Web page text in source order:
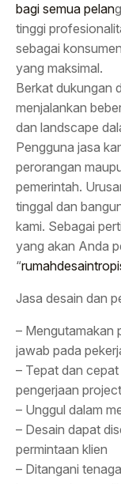
bagi semua pelan
tinggi
sebagai
yang maksimal.
Berkat dukungan
menjalankan
dan landscape
Pengguna jasa
perorangan
pemerintah.
tinggal dan
kami. Sebagai
yang akan Anda
“
Jasa desain dan
– Mengutamakan
jawab pada
– Tepat dan
pengerjaan project
– Unggul dalam
– Desain dapat
permintaan klien
– Ditangani